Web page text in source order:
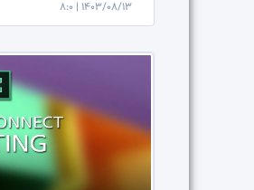
1403/08/13 | 8:0